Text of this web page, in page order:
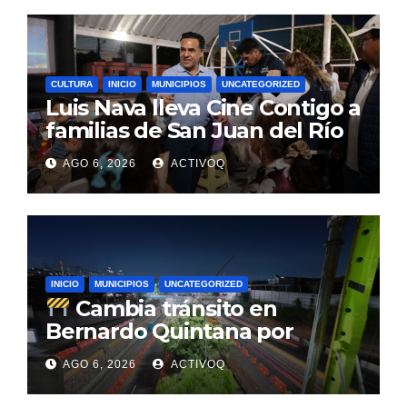
CULTURA INICIO MUNICIPIOS UNCATEGORIZED
Luis Nava lleva Cine Contigo a
familias de San Juan del Río
AGO 6, 2026 ACTIVOQ
INICIO MUNICIPIOS UNCATEGORIZED
Cambia tránsito en
Bernardo Quintana por
avance de tren
AGO 6, 2026 ACTIVOQ